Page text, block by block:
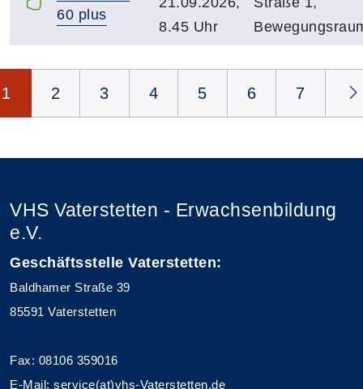
60 plus
8.45 Uhr
1 2 3 4 5 6 7
VHS Vaterstetten - Erwachsenbildung
e.V.
Geschäftsstelle Vaterstetten:
Baldhamer Straße 39
85591 Vaterstetten
Fax: 08106 359016
E-Mail: service(at)vhs-Vaterstetten.de